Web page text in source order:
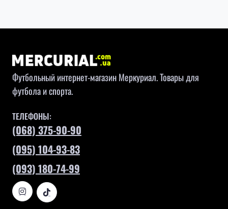
Футбольный интернет-магазин Меркуриал. Товары для
футбола и спорта.
ТЕЛЕФОНЫ:
(068) 375-90-90
(095) 104-93-83
(093) 180-74-99